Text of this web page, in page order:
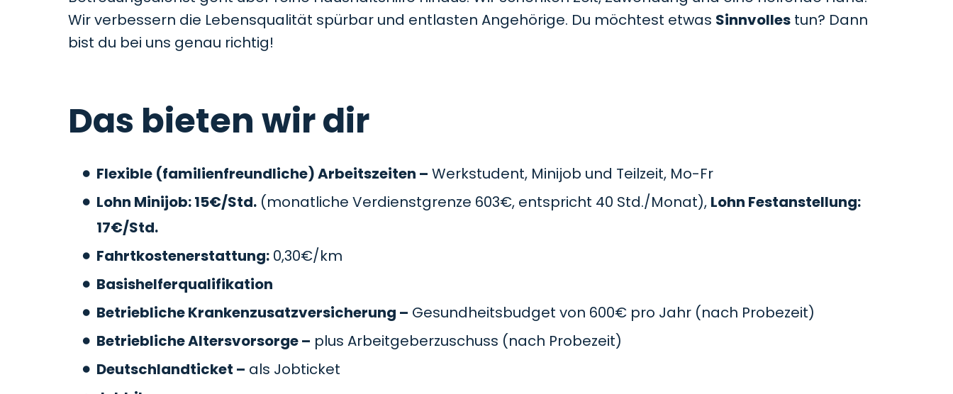
Wir verbessern die Lebensqualität spürbar und entlasten Angehörige. Du möchtest etwas Sinnvolles tun? Dann
bist du bei uns genau richtig!
Das bieten wir dir
Flexible (familienfreundliche) Arbeitszeiten – Werkstudent, Minijob und Teilzeit, Mo-Fr
Lohn Minijob: 15€/Std. (monatliche Verdienstgrenze 603€, entspricht 40 Std./Monat), Lohn Festanstellung:
17€/Std.
Fahrtkostenerstattung: 0,30€/km
Basishelferqualifikation
Betriebliche Krankenzusatzversicherung – Gesundheitsbudget von 600€ pro Jahr (nach Probezeit)
Betriebliche Altersvorsorge – plus Arbeitgeberzuschuss (nach Probezeit)
Deutschlandticket – als Jobticket